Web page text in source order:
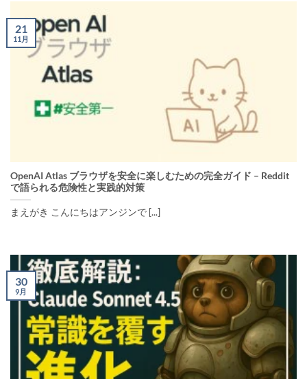
OpenAI Atlas ブラウザを安全に楽しむための完全ガイド – Reddit
で語られる危険性と実践的対策
まえがき こんにちはアンジンで [...]
21
11月
30
9月